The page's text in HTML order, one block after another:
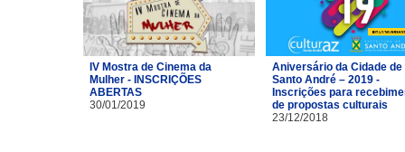
IV Mostra de Cinema da
Mulher - INSCRIÇÕES
ABERTAS
30/01/2019
Aniversário da Cidade de
Santo André – 2019 -
Inscrições para
de propostas culturais
23/12/2018